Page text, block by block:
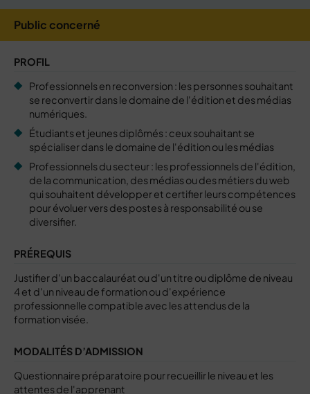
Public concerné
PROFIL
Professionnels en reconversion : les personnes souhaitant
se reconvertir dans le domaine de l'édition et des médias
numériques.
Étudiants et jeunes diplômés : ceux souhaitant se
spécialiser dans le domaine de l'édition ou les médias
Professionnels du secteur : les professionnels de l'édition,
de la communication, des médias ou des métiers du web
qui souhaitent développer et certifier leurs compétences
pour évoluer vers des postes à responsabilité ou se
diversifier.
PRÉREQUIS
Justifier d'un baccalauréat ou d'un titre ou diplôme de niveau
4 et d'un niveau de formation ou d'expérience
professionnelle compatible avec les attendus de la
formation visée.
MODALITÉS D’ADMISSION
Questionnaire préparatoire pour recueillir le niveau et les
attentes de l'apprenant